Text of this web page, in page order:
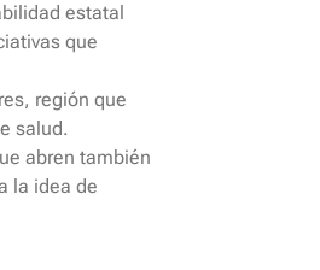
estatal
que
región que
salud.
abren también
la idea de